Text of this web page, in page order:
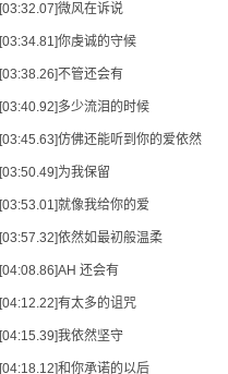
[03:32.07]微风在诉说
[03:34.81]你虔诚的守候
[03:38.26]不管还会有
[03:40.92]多少流泪的时候
[03:45.63]仿佛还能听到你的爱依然
[03:50.49]为我保留
[03:53.01]就像我给你的爱
[03:57.32]依然如最初般温柔
[04:08.86]AH 还会有
[04:12.22]有太多的诅咒
[04:15.39]我依然坚守
[04:18.12]和你承诺的以后